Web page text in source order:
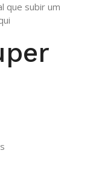
que subir um